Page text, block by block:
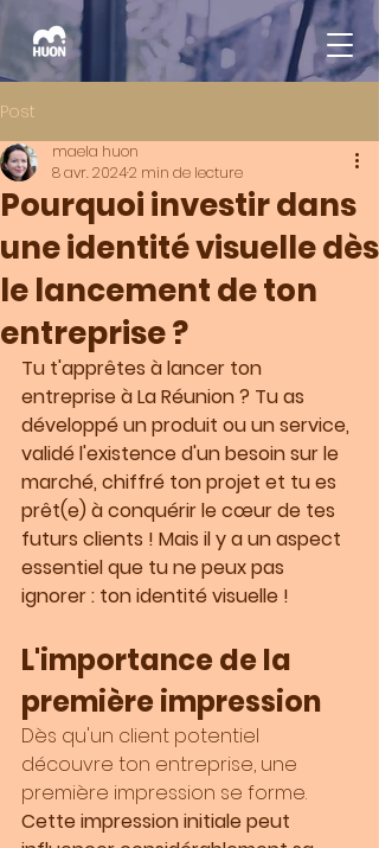
Post
Pourquoi investir dans
une identité visuelle dès
le lancement de ton
entreprise ?
maela huon
8 avr. 20242 min de lecture
Tu t'apprêtes à lancer ton
entreprise à La Réunion ? Tu as
développé un produit ou un service,
validé l'existence d'un besoin sur le
marché, chiffré ton projet et tu es
prêt(e) à conquérir le cœur de tes
futurs clients ! Mais il y a un aspect
essentiel que tu ne peux pas
ignorer : ton identité visuelle !
L'importance de la
première impression
Dès qu'un client potentiel
découvre ton entreprise, une
première impression se forme.
Cette impression initiale peut